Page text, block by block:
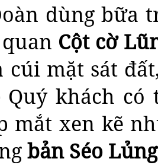
dùng bữa
Cột cờ
cúi mặt sát
Quý khách có
mắt xen kẽ
bản Séo Lủng